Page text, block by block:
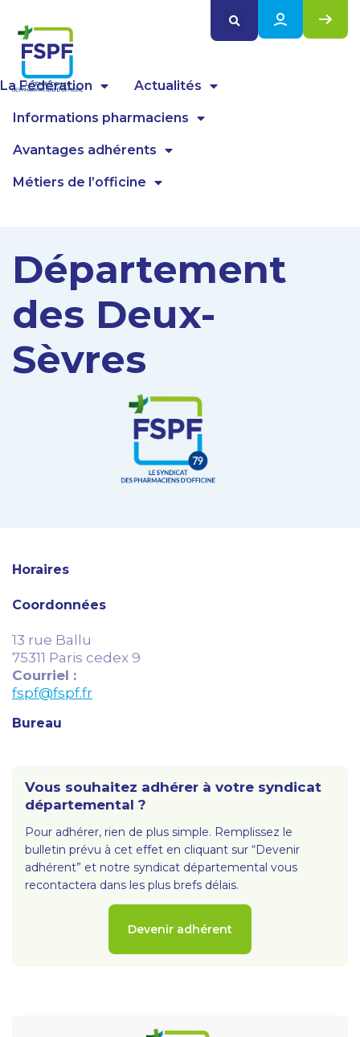
La Fédération Actualités
Informations pharmaciens
Avantages adhérents
Métiers de l’officine
Département
des Deux-
Sèvres
Horaires
Coordonnées
13 rue Ballu
75311 Paris cedex 9
Courriel :
fspf@fspf.fr
Bureau
Vous souhaitez adhérer à votre syndicat
départemental ?
Pour adhérer, rien de plus simple. Remplissez le
bulletin prévu à cet effet en cliquant sur “Devenir
adhérent” et notre syndicat départemental vous
recontactera dans les plus brefs délais.
Devenir adhérent